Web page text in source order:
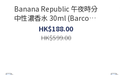
Banana Republic 午夜時分
中性濃香水 30ml (Barcode:
840797158085)
HK$188.00
HK$599.00